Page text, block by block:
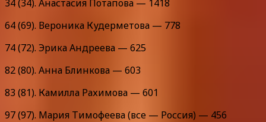
34 (34). Анастасия Потапова — 1418
64 (69). Вероника Кудерметова — 778
74 (72). Эрика Андреева — 625
82 (80). Анна Блинкова — 603
83 (81). Камилла Рахимова — 601
97 (97). Мария Тимофеева (все — Россия) — 456